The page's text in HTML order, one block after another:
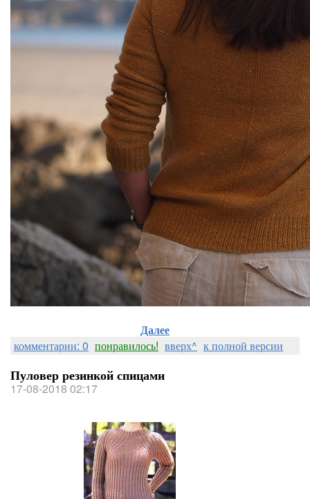
Далее
комментарии: 0 понравилось! вверх^ к полной версии
Пуловер резинкой спицами
17-08-2018 02:17